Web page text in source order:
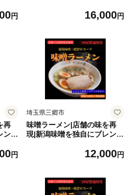
円 16,000円
再
ンド
】
円
埼玉県三郷市
味噌ラーメン|店舗の味を再
現|新潟味噌を独自にブレンド
満足感＞2食セット【173160
12,000円